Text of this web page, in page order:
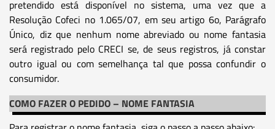
pretendido está disponível no sistema, uma vez que a
Resolução Cofeci no 1.065/07, em seu artigo 6o, Parágrafo
Único, diz que nenhum nome abreviado ou nome fantasia
será registrado pelo CRECI se, de seus registros, já constar
outro igual ou com semelhança tal que possa confundir o
consumidor.
COMO FAZER O PEDIDO – NOME FANTASIA